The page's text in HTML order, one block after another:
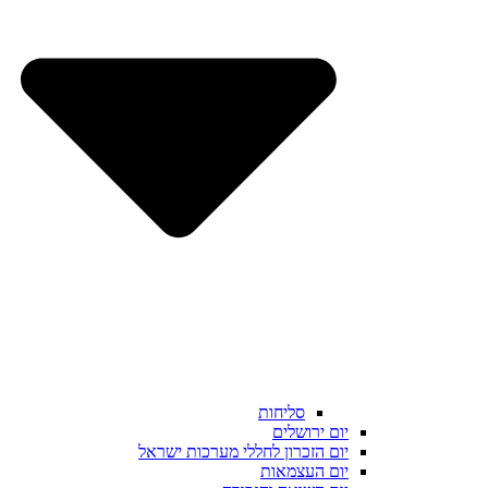
סליחות
יום ירושלים
יום הזכרון לחללי מערכות ישראל
יום העצמאות